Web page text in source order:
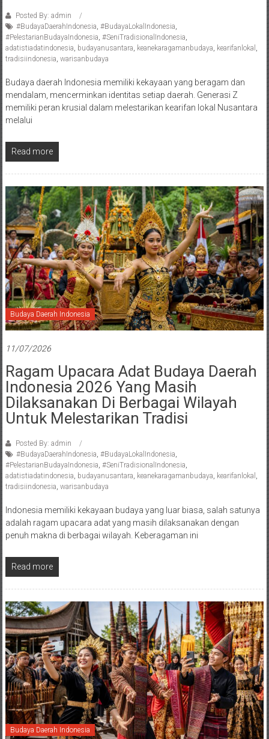
Posted By: admin
#BudayaDaerahIndonesia #BudayaLokalIndonesia
#PelestarianBudayaIndonesia #SeniTradisionalIndonesia
adatistiadatindonesia budayanusantara keanekaragamanbudaya kearifanlokal
tradisiindonesia warisanbudaya
Budaya daerah Indonesia memiliki kekayaan yang beragam dan
mendalam, mencerminkan identitas setiap daerah. Generasi Z
memiliki peran krusial dalam melestarikan kearifan lokal Nusantara
melalui
Read more
Budaya Daerah Indonesia
11/07/2026
Ragam Upacara Adat Budaya Daerah
Indonesia 2026 Yang Masih
Dilaksanakan Di Berbagai Wilayah
Untuk Melestarikan Tradisi
Posted By: admin
#BudayaDaerahIndonesia, #BudayaLokalIndonesia,
#PelestarianBudayaIndonesia, #SeniTradisionalIndonesia,
adatistiadatindonesia, budayanusantara, keanekaragamanbudaya, kearifanlokal ,
tradisiindonesia, warisanbudaya
Indonesia memiliki kekayaan budaya yang luar biasa, salah satunya
adalah ragam upacara adat yang masih dilaksanakan dengan
penuh makna di berbagai wilayah. Keberagaman ini
Read more
Budaya Daerah Indonesia